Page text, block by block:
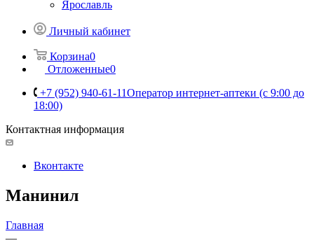
Ярославль
Личный кабинет
Корзина0
Отложенные0
+7 (952) 940-61-11Оператор интернет-аптеки (с 9:00 до
18:00)
Контактная информация
Вконтакте
Манинил
Главная
—